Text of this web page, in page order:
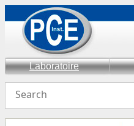
Laboratoire